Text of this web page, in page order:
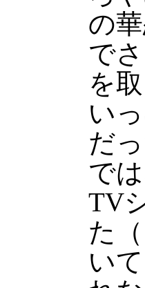
の
で
を
い
だ
で
TV
た
い